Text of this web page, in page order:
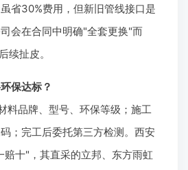
省30%费用，但新旧管线接口是
会在合同中明确"全套更换"而
续扯皮。
保达标？
料品牌、型号、环保等级；施工
；完工后委托第三方检测。西安
赔十"，其直采的立邦、东方雨虹